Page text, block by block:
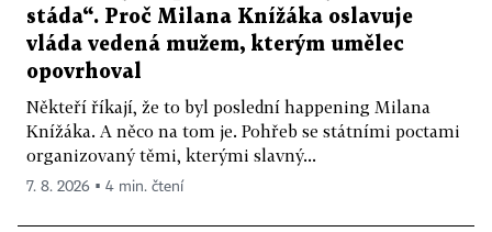
stáda“. Proč Milana Knížáka oslavuje
vláda vedená mužem, kterým umělec
opovrhoval
Někteří říkají, že to byl poslední happening Milana
Knížáka. A něco na tom je. Pohřeb se státními poctami
organizovaný těmi, kterými slavný...
7. 8. 2026 ▪ 4 min. čtení